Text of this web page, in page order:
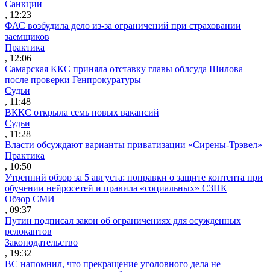
Санкции
, 12:23
ФАС возбудила дело из-за ограничений при страховании
заемщиков
Практика
, 12:06
Самарская ККС приняла отставку главы облсуда Шилова
после проверки Генпрокуратуры
Судьи
, 11:48
ВККС открыла семь новых вакансий
Судьи
, 11:28
Власти обсуждают варианты приватизации «Сирены-Трэвел»
Практика
, 10:50
Утренний обзор за 5 августа: поправки о защите контента при
обучении нейросетей и правила «социальных» СЗПК
Обзор СМИ
, 09:37
Путин подписал закон об ограничениях для осужденных
релокантов
Законодательство
, 19:32
ВС напомнил, что прекращение уголовного дела не